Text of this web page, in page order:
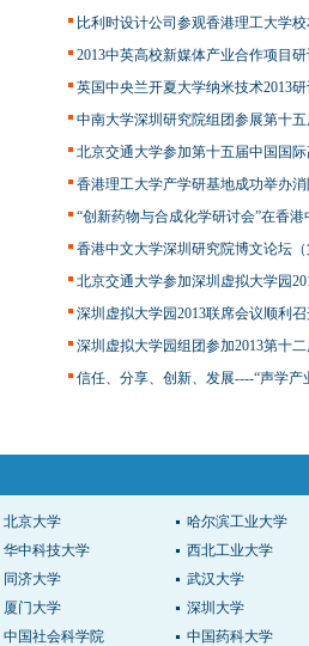
比利时设计公司参观香港理工大学
2013中英高校新媒体产业合作项目
英国中央兰开夏大学纳米技术2013
中南大学深圳研究院组团参展第十
北京交通大学参加第十五届中国国
香港理工大学产学研基地成功举办
“创新药物与合成化学研讨会”在香
香港中文大学深圳研究院博文论坛
北京交通大学参加深圳虚拟大学园
深圳虚拟大学园2013联席会议顺利
深圳虚拟大学园组团参加2013第十
信任、分享、创新、发展----“声学
北京大学
哈尔滨工业大学
华中科技大学
西北工业大学
同济大学
武汉大学
厦门大学
深圳大学
中国社会科学院
中国药科大学